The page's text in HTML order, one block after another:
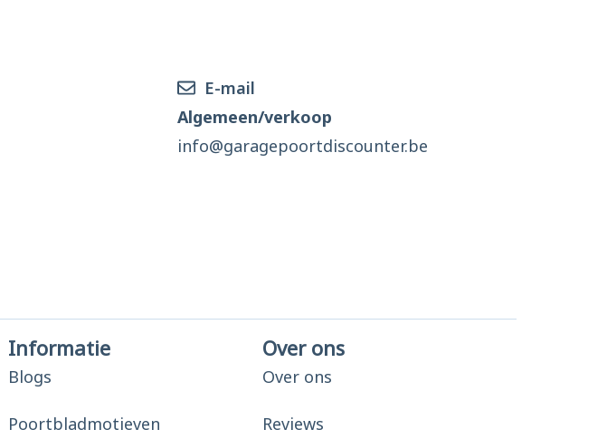
E-mail
Algemeen/verkoop
info@garagepoortdiscounter.be
Informatie
Blogs
Poortbladmotieven
Over ons
Over ons
Reviews